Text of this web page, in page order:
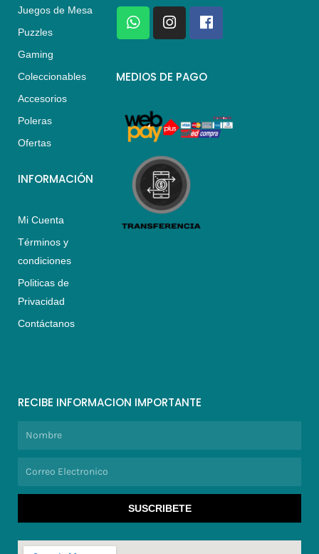
Juegos de Mesa
Puzzles
Gaming
Coleccionables
Accesorios
Poleras
Ofertas
INFORMACIÓN
Mi Cuenta
Términos y
condiciones
Politicas de
Privacidad
Contáctanos
W
h
a
s
p
I
n
s
a
a
m
F
a
c
b
k
MEDIOS DE PAGO
RECIBE INFORMACION IMPORTANTE
SUSCRIBETE